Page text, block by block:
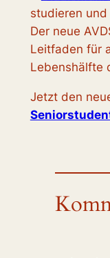
studieren
Der neue
Leitfaden für
Lebenshälfte
Jetzt den